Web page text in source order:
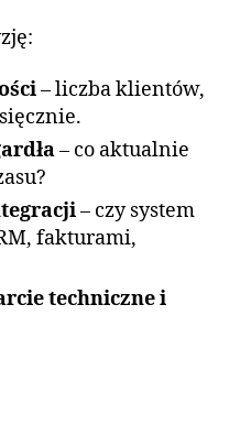
– liczba klientów,
– co aktualnie
– czy system
fakturami,
techniczne i